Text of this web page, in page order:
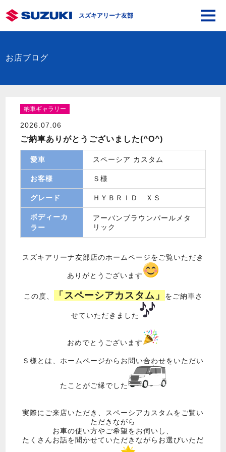
スズキアリーナ友部
お店ブログ
納車ギャラリー
2026.07.06
ご納車ありがとうございました(^O^)
愛車 スペーシア カスタム
お客様 Ｓ様
グレード ＨＹＢＲＩＤ ＸＳ
ボディーカ
ラー
アーバンブラウンパールメタ
リック
スズキアリーナ友部店のホームページをご覧いただき
ありがとうございます
この度、 「スペーシアカスタム」 をご納車さ
せていただきました
おめでとうございます
Ｓ様とは、ホームページからお問い合わせをいただい
たことがご縁でした
実際にご来店いただき、スペーシアカスタムをご覧い
ただきながら
お車の使い方やご希望をお伺いし、
たくさんお話を聞かせていただきながらお選びいただ